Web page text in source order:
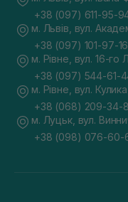
+38 (097) 611-95-
м. Львів, вул.
+38 (097) 101-97-16
м. Рівне, вул. 16-го
+38 (097) 544-61-
м. Рівне, вул.
+38 (068) 209-34-
м. Луцьк, вул.
+38 (098) 076-60-